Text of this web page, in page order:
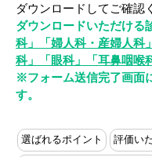
ダウンロードしてご確認
ダウンロードいただける
科」「婦人科・産婦人科
科」「眼科」「耳鼻咽喉
※フォーム送信完了画面
す。
選ばれるポイント 評価い